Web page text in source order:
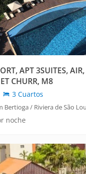
APT 3SUITES,
CHURR, M8
3 Cuartos
Bertioga / Riviera de São
noche